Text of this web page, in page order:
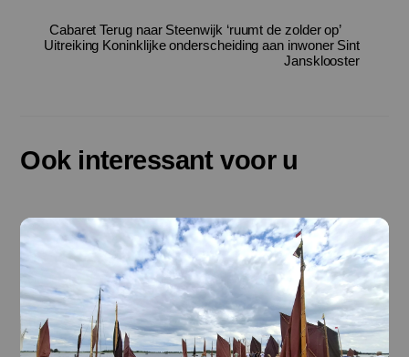
Cabaret Terug naar Steenwijk ‘ruumt de zolder op’
Uitreiking Koninklijke onderscheiding aan inwoner Sint
Jansklooster
Ook interessant voor u